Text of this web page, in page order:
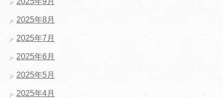
2025年8月
2025年7月
2025年6月
2025年5月
2025年4月